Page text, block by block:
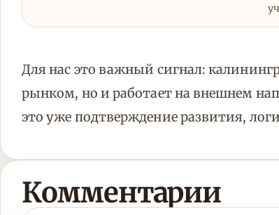
Для нас это важный сигнал:
рынком, но и работает на внешнем
это уже подтверждение развития,
Комментарии